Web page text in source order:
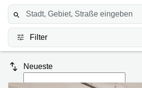
Virtuelle
Besprechungsräume
Coworking
Basel
Coworking
Luzern
Coworking
Lugano
Bahnhofstrasse
10 Zürich
Bahnhofstrasse
100 Zürich
Europaallee
41 Zürich
Preis
Anmelden
Sprache wählen
French
Filter
Neueste